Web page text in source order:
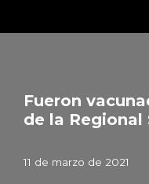
Fueron
de la Regional
11 de marzo de 2021